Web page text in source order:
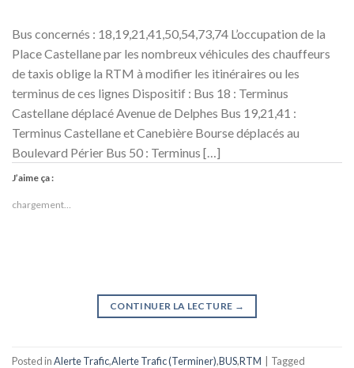
Bus concernés : 18,19,21,41,50,54,73,74 L’occupation de la
Place Castellane par les nombreux véhicules des chauffeurs
de taxis oblige la RTM à modifier les itinéraires ou les
terminus de ces lignes Dispositif : Bus 18 : Terminus
Castellane déplacé Avenue de Delphes Bus 19,21,41 :
Terminus Castellane et Canebière Bourse déplacés au
Boulevard Périer Bus 50 : Terminus […]
J’aime ça :
chargement…
CONTINUER LA LECTURE →
Posted inAlerte Trafic,Alerte Trafic (Terminer),BUS,RTM
Tagged